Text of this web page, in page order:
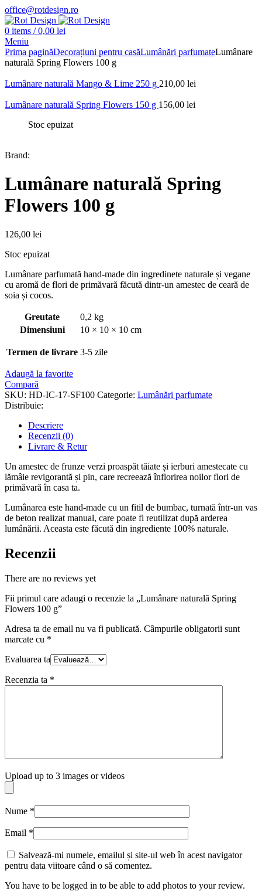
office@rotdesign.ro
0 items / 0,00 lei
Meniu
Prima paginăDecorațiuni pentru casăLumânări parfumateLumânare
naturală Spring Flowers 100 g
Lumânare naturală Mango & Lime 250 g 210,00 lei
Lumânare naturală Spring Flowers 150 g 156,00 lei
Stoc epuizat
Brand:
Lumânare naturală Spring
Flowers 100 g
126,00 lei
Stoc epuizat
Lumânare parfumată hand-made din ingredinete naturale și vegane
cu aromă de flori de primăvară făcută dintr-un amestec de ceară de
soia și cocos.
Greutate
0,2 kg
Dimensiuni
10 × 10 × 10 cm
Termen de livrare 3-5 zile
Adaugă la favorite
Compară
SKU: HD-IC-17-SF100 Categorie: Lumânări parfumate
Distribuie:
Descriere
Recenzii (0)
Livrare & Retur
Un amestec de frunze verzi proaspăt tăiate și ierburi amestecate cu
lămâie revigorantă și pin, care recreează înflorirea noilor flori de
primăvară în casa ta.
Lumânarea este hand-made cu un fitil de bumbac, turnată într-un vas
de beton realizat manual, care poate fi reutilizat după arderea
lumânării. Aceasta este făcută din ingrediente 100% naturale.
Recenzii
There are no reviews yet
Fii primul care adaugi o recenzie la „Lumânare naturală Spring
Flowers 100 g”
Adresa ta de email nu va fi publicată. Câmpurile obligatorii sunt
marcate cu *
Evaluarea ta
Recenzia ta *
Upload up to 3 images or videos
Nume *
Email *
Salvează-mi numele, emailul și site-ul web în acest navigator
pentru data viitoare când o să comentez.
You have to be logged in to be able to add photos to your review.